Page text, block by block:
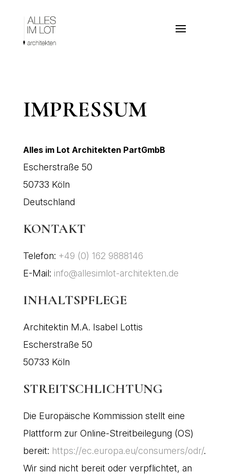
IMPRESSUM
Alles im Lot Architekten PartGmbB
Escherstraße 50
50733 Köln
Deutschland
KONTAKT
Telefon: +49 (0) 162 9888146
E-Mail: info@allesimlot-architekten.de
INHALTSPFLEGE
Architektin M.A. Isabel Lottis
Escherstraße 50
50733 Köln
STREITSCHLICHTUNG
Die Europäische Kommission stellt eine
Plattform zur Online-Streitbeilegung (OS)
bereit: https://ec.europa.eu/consumers/odr/.
Wir sind nicht bereit oder verpflichtet, an